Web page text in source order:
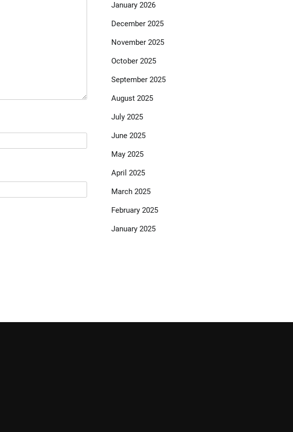
January 2026
December 2025
November 2025
October 2025
September 2025
August 2025
July 2025
June 2025
May 2025
April 2025
March 2025
February 2025
January 2025